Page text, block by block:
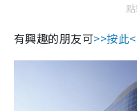
有興趣的朋友可>>按此